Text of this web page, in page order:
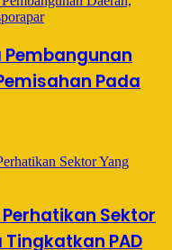
Pada
Sektor
PAD